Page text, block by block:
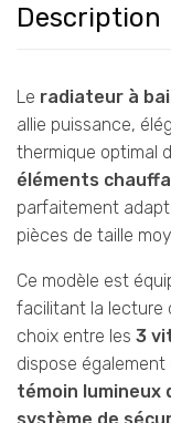
Description
Le radiateur à
allie puissance,
thermique optimal
éléments
parfaitement
pièces de taille
Ce modèle est
facilitant la lecture
choix entre les 3
dispose également
témoin lumineux